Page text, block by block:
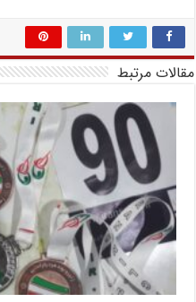
مقالات مرتبط